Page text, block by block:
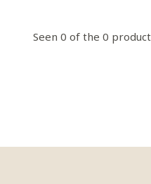
Seen 0 of the 0